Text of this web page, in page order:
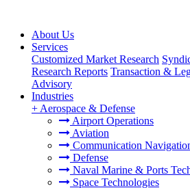
About Us
Services
Customized Market Research
Research Reports Transaction &
Advisory
Industries
+ Aerospace & Defense
Airport Operations
Aviation
Communication
Defense
Naval Marine & Ports
Space Technologies